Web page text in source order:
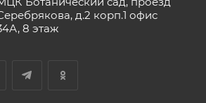
д.2 корп.1 офис
8 этаж